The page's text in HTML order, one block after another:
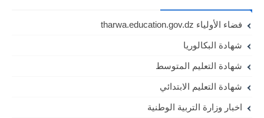
فضاء الأولياء tharwa.education.gov.dz
شهادة البكالوريا
شهادة التعليم المتوسط
شهادة التعليم الابتدائي
اخبار وزارة التربية الوطنية